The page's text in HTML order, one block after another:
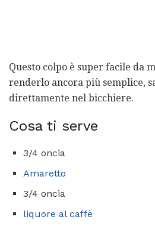
Questo colpo è super facile da
renderlo ancora più semplice,
direttamente nel bicchiere.
Cosa ti serve
3/4 oncia
Amaretto
3/4 oncia
liquore al caffè